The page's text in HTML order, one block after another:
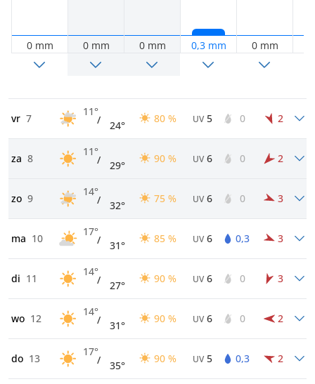
0 mm 0 mm 0 mm 0,3 mm 0 mm
vr 7
11°
/ 24°
80 % UV 5 0 2
za 8
11°
/ 29°
90 % UV 6 0 2
zo 9
14°
/ 32°
75 % UV 6 0 3
ma 10
17°
/ 31°
85 % UV 6 0,3 3
di 11
14°
/ 27°
90 % UV 6 0 3
wo 12
14°
/ 31°
90 % UV 6 0 2
do 13
17°
/ 35°
90 % UV 5 0,3 2